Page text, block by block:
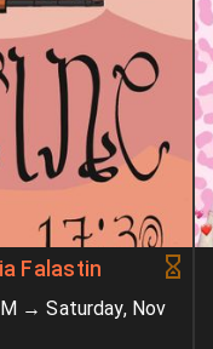
Falastin
→ Saturday, Nov